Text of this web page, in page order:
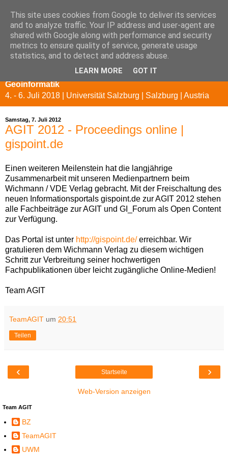
AGIT 2018 - Symposium und EXPO für Angewandte
Geoinformatik
4. - 6. Juli 2018 | Universität Salzburg | Salzburg | Austria
Samstag, 7. Juli 2012
AGIT 2012 - Proceedings online |
gispoint.de
Einen weiteren Meilenstein hat die langjährige
Zusammenarbeit mit unseren Medienpartnern beim
Wichmann / VDE Verlag gebracht. Mit der Freischaltung des
neuen Informationsportals gispoint.de zur AGIT 2012 stehen
alle Fachbeiträge zur AGIT und GI_Forum als Open Content
zur Verfügung.
Das Portal ist unter http://gispoint.de/erreichbar. Wir
gratulieren dem Wichmann Verlag zu diesem wichtigen
Schritt zur Verbreitung seiner hochwertigen
Fachpublikationen über leicht zugängliche Online-Medien!
Team AGIT
TeamAGIT um 20:51
Teilen
‹ ›
Startseite
Web-Version anzeigen
Team AGIT
BZ
TeamAGIT
UWM
This site uses cookies from Google to deliver its services
and to analyze traffic. Your IP address and user-agent are
shared with Google along with performance and security
metrics to ensure quality of service, generate usage
statistics, and to detect and address abuse.
LEARN MORE GOT IT